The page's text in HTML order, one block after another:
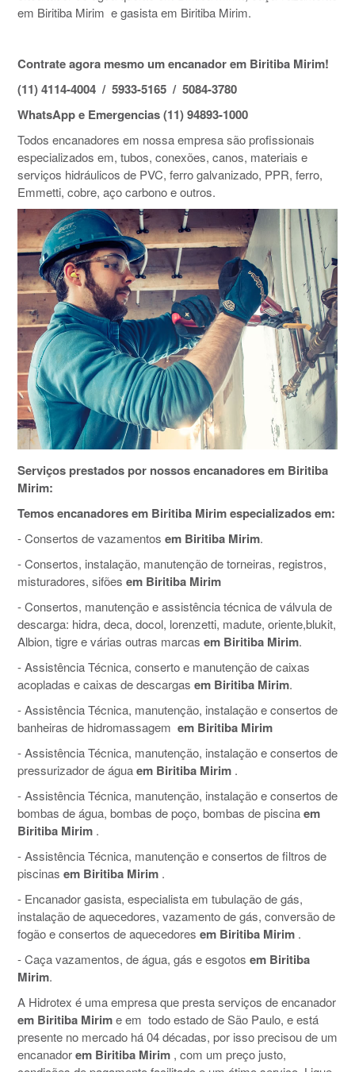
em Biritiba Mirim e gasista em Biritiba Mirim.
Contrate agora mesmo um encanador em Biritiba Mirim!
(11) 4114-4004 / 5933-5165 / 5084-3780
WhatsApp e Emergencias (11) 94893-1000
Todos encanadores em nossa empresa são profissionais
especializados em, tubos, conexões, canos, materiais e
serviços hidráulicos de PVC, ferro galvanizado, PPR, ferro,
Emmetti, cobre, aço carbono e outros.
Serviços prestados por nossos encanadores em Biritiba
Mirim:
Temos encanadores em Biritiba Mirim especializados em:
- Consertos de vazamentos em Biritiba Mirim.
- Consertos, instalação, manutenção de torneiras, registros,
misturadores, sifões em Biritiba Mirim
- Consertos, manutenção e assistência técnica de válvula de
descarga: hidra, deca, docol, lorenzetti, madute, oriente,blukit,
Albion, tigre e várias outras marcas em Biritiba Mirim.
- Assistência Técnica, conserto e manutenção de caixas
acopladas e caixas de descargas em Biritiba Mirim.
- Assistência Técnica, manutenção, instalação e consertos de
banheiras de hidromassagem em Biritiba Mirim
- Assistência Técnica, manutenção, instalação e consertos de
pressurizador de águaem Biritiba Mirim .
- Assistência Técnica, manutenção, instalação e consertos de
bombas de água, bombas de poço, bombas de piscinaem
Biritiba Mirim .
- Assistência Técnica, manutenção e consertos de filtros de
piscinas em Biritiba Mirim .
- Encanador gasista, especialista em tubulação de gás,
instalação de aquecedores, vazamento de gás, conversão de
fogão e consertos de aquecedores em Biritiba Mirim .
- Caça vazamentos, de água, gás e esgotos em Biritiba
Mirim.
A Hidrotex é uma empresa que presta serviços de encanador
em Biritiba Mirime em todo estado de São Paulo, e está
presente no mercado há 04 décadas, por isso precisou de um
encanadorem Biritiba Mirim , com um preço justo,